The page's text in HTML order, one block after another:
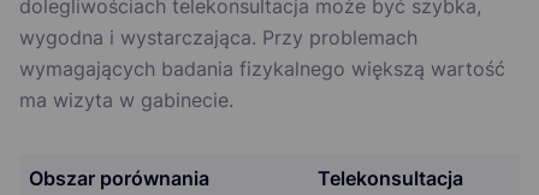
dolegliwościach telekonsultacja może być szybka,
wygodna i wystarczająca. Przy problemach
wymagających badania fizykalnego większą wartość
ma wizyta w gabinecie.
Obszar porównania Telekonsultacja